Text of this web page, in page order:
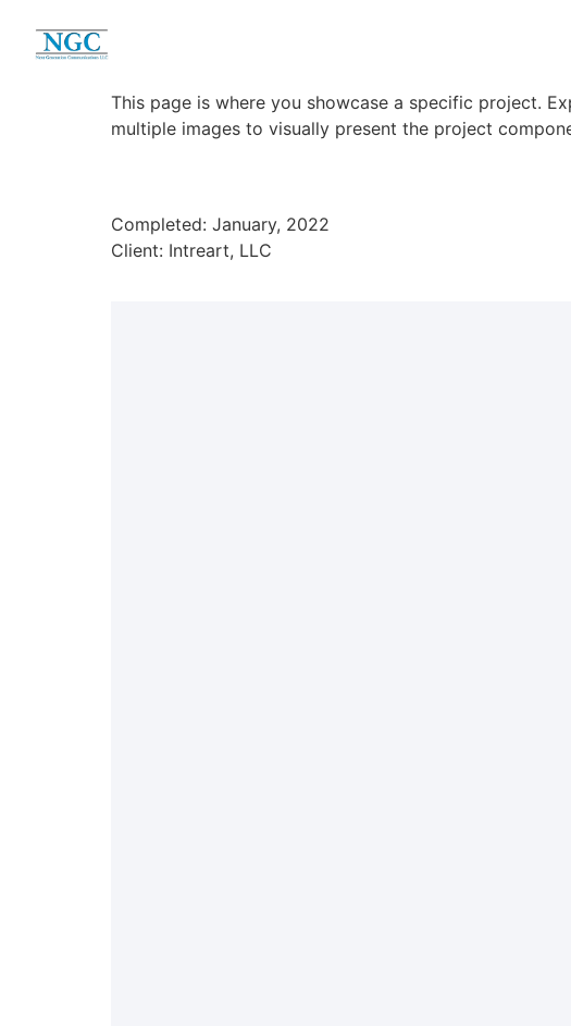
This page is where you showcase a specific project.
multiple images to visually present the project
Completed: January, 2022
Client: Intreart, LLC